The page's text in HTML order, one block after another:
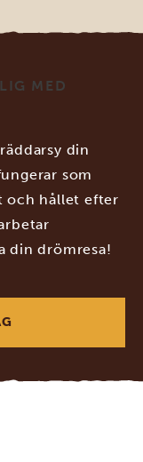
MED
din
som
och hållet efter
din drömresa!